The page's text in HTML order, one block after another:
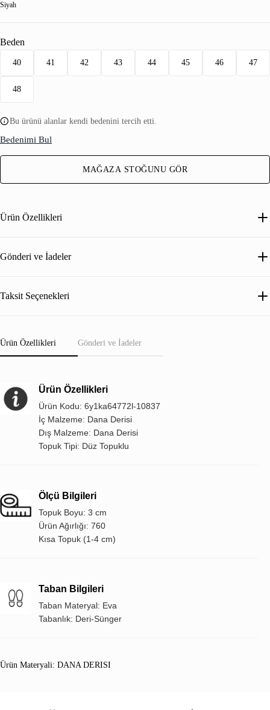
Siyah
Beden
40 41 42 43 44 45 46 47
48
Bu ürünü alanlar kendi bedenini tercih etti.
Bedenimi Bul
MAĞAZA STOĞUNU GÖR
Ürün Özellikleri
Gönderi ve İadeler
Taksit Seçenekleri
Ürün Özellikleri Gönderi ve İadeler
Ürün Özellikleri
Ürün Kodu: 6y1ka64772l-10837
İç Malzeme: Dana Derisi
Dış Malzeme: Dana Derisi
Topuk Tipi: Düz Topuklu
Ölçü Bilgileri
Topuk Boyu: 3 cm
Ürün Ağırlığı: 760
Kısa Topuk (1-4 cm)
Taban Bilgileri
Taban Materyal: Eva
Tabanlık: Deri-Sünger
Ürün Materyali: DANA DERISI